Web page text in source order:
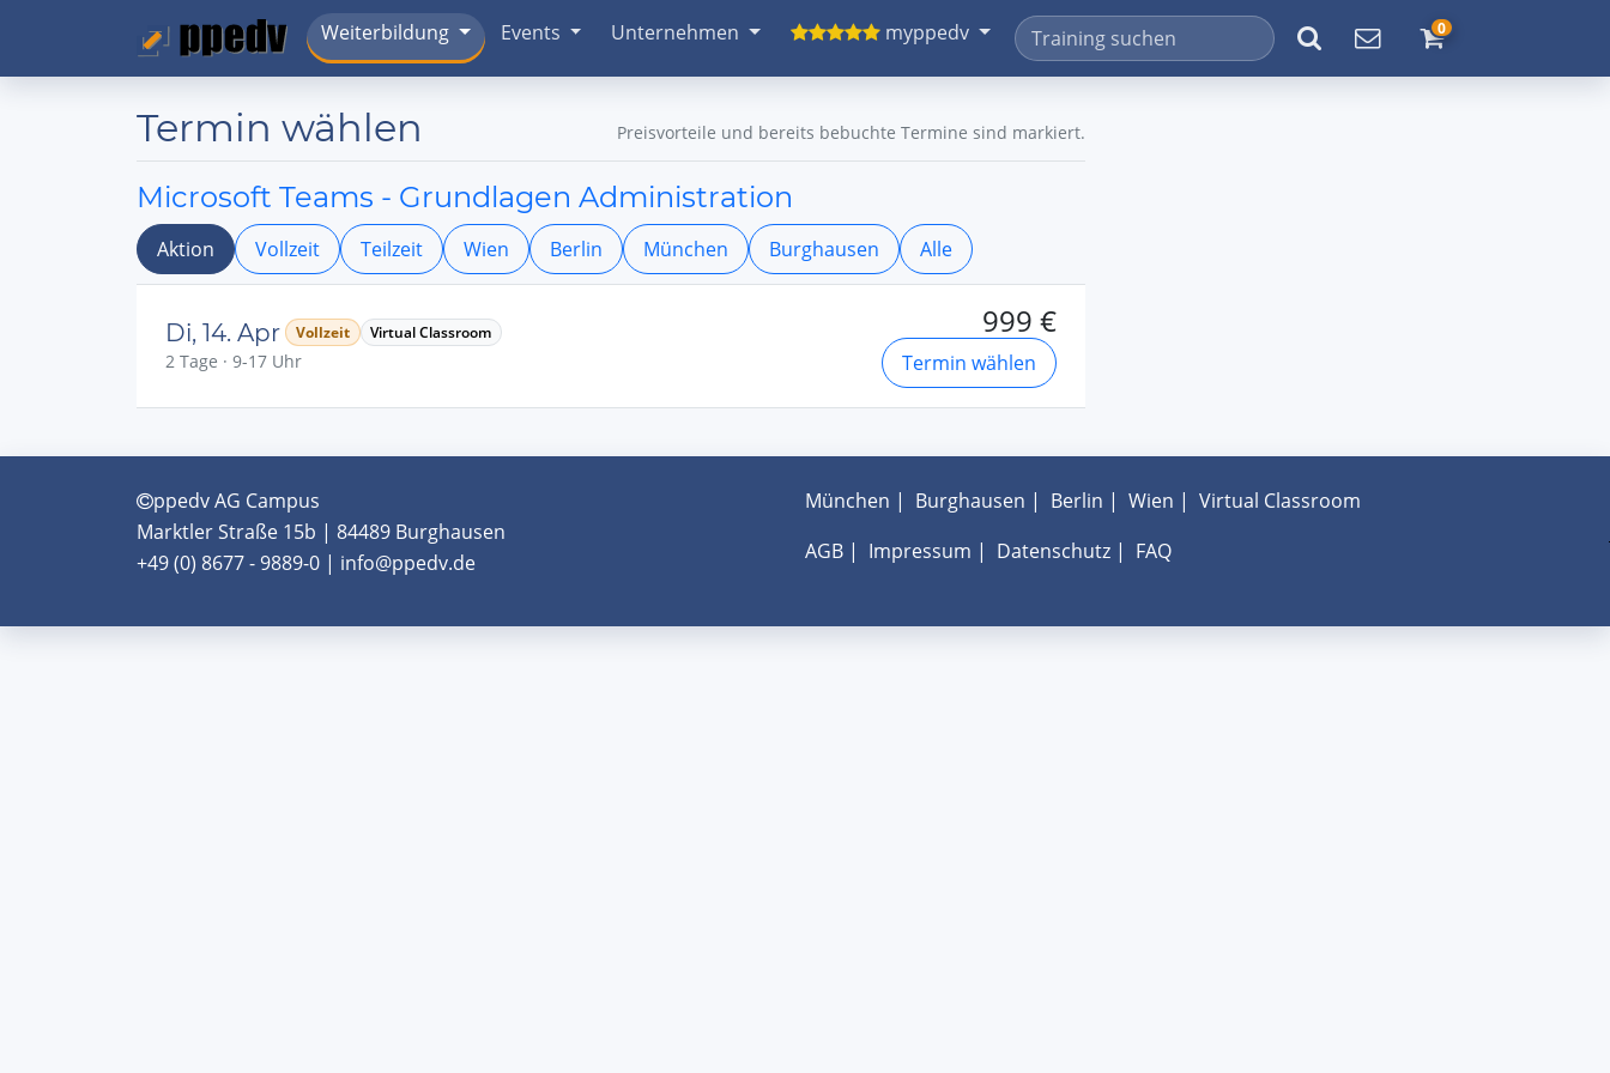
Weiterbildung Events Unternehmen myppedv 0
Termin wählen Preisvorteile und bereits bebuchte Termine sind markiert.
Microsoft Teams - Grundlagen Administration
Aktion Vollzeit Teilzeit Wien Berlin München Burghausen Alle
Di, 14. Apr Vollzeit Virtual Classroom
2 Tage · 9-17 Uhr
999 €
Termin wählen
ppedv AG Campus
Marktler Straße 15b | 84489 Burghausen
+49 (0) 8677 - 9889-0 | info@ppedv.de
München | Burghausen | Berlin | Wien | Virtual Classroom
AGB| Impressum | Datenschutz| FAQ